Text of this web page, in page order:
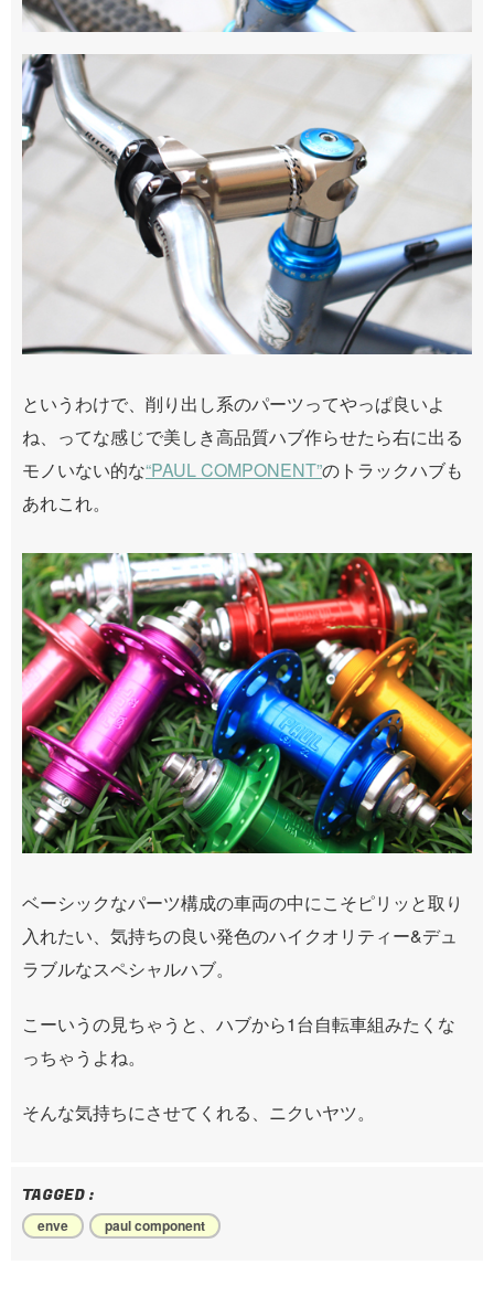
というわけで、削り出し系のパーツってやっぱ良いよ
ね、ってな感じで美しき高品質ハブ作らせたら右に出る
モノいない的な“PAUL COMPONENT”のトラックハブも
あれこれ。
ベーシックなパーツ構成の車両の中にこそピリッと取り
入れたい、気持ちの良い発色のハイクオリティー&デュ
ラブルなスペシャルハブ。
こーいうの見ちゃうと、ハブから1台自転車組みたくな
っちゃうよね。
そんな気持ちにさせてくれる、ニクいヤツ。
TAGGED :
enve paul component